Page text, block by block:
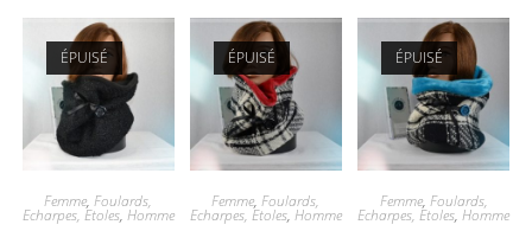
ÉPUISÉ
Femme,Foulards,
Echarpes, Etoles, Homme
ÉPUISÉ
Femme,Foulards,
Echarpes, Etoles, Homme
ÉPUISÉ
Femme, Foulards,
Echarpes, Etoles,Homme